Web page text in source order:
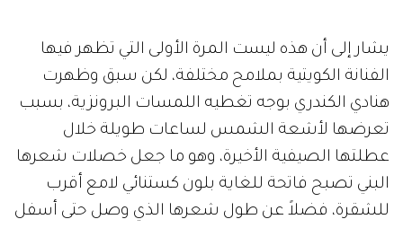
يشار إلى أن هذه ليست المرة الأولى التي تظهر فيها
الفنانة الكويتية بملامح مختلفة، لكن سبق وظهرت
هنادي الكندري بوجه تغطيه اللمسات البرونزية، بسبب
تعرضها لأشعة الشمس لساعات طويلة خلال
عطلتها الصيفية الأخيرة، وهو ما جعل خصلات شعرها
البني تصبح فاتحة للغاية بلون كستنائي لامع أقرب
للشقرة، فضلاً عن طول شعرها الذي وصل حتى أسفل